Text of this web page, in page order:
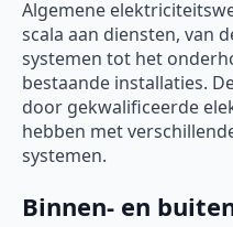
Algemene
scala aan diensten, van
systemen tot het
bestaande installaties.
door gekwalificeerde
hebben met
systemen.
Binnen- en